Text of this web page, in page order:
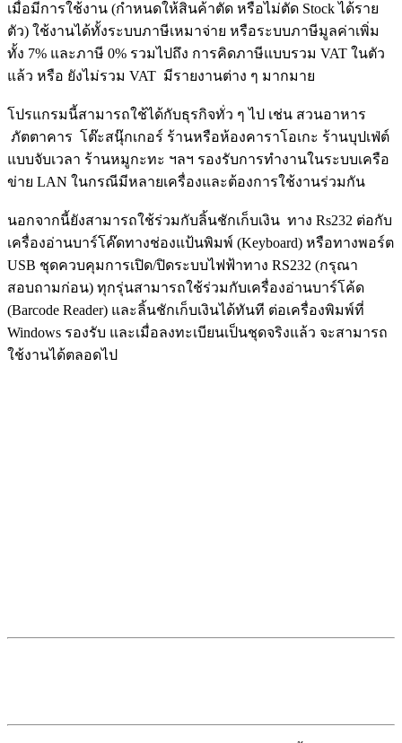
เมื่อมีการใช้งาน (กำหนดให้สินค้าตัด หรือไม่ตัด Stock ได้ราย
ตัว) ใช้งานได้ทั้งระบบภาษีเหมาจ่าย หรือระบบภาษีมูลค่าเพิ่ม
ทั้ง 7% และภาษี 0% รวมไปถึง การคิดภาษีแบบรวม VAT ในตัว
แล้ว หรือ ยังไม่รวม VAT มีรายงานต่าง ๆ มากมาย
โปรแกรมนี้สามารถใช้ได้กับธุรกิจทั่ว ๆ ไป เช่น สวนอาหาร
ภัตตาคาร โต๊ะสนุ๊กเกอร์ ร้านหรือห้องคาราโอเกะ ร้านบุปเฟ่ต์
แบบจับเวลา ร้านหมูกะทะ ฯลฯ รองรับการทำงานในระบบเครือ
ข่าย LAN ในกรณีมีหลายเครื่องและต้องการใช้งานร่วมกัน
นอกจากนี้ยังสามารถใช้ร่วมกับลิ้นชักเก็บเงิน ทาง Rs232 ต่อกับ
เครื่องอ่านบาร์โค๊ดทางช่องแป้นพิมพ์ (Keyboard) หรือทางพอร์ต
USB ชุดควบคุมการเปิด/ปิดระบบไฟฟ้าทาง RS232 (กรุณา
สอบถามก่อน) ทุกรุ่นสามารถใช้ร่วมกับเครื่องอ่านบาร์โค้ด
(Barcode Reader) และลิ้นชักเก็บเงินได้ทันที ต่อเครื่องพิมพ์ที่
Windows รองรับ และเมื่อลงทะเบียนเป็นชุดจริงแล้ว จะสามารถ
ใช้งานได้ตลอดไป